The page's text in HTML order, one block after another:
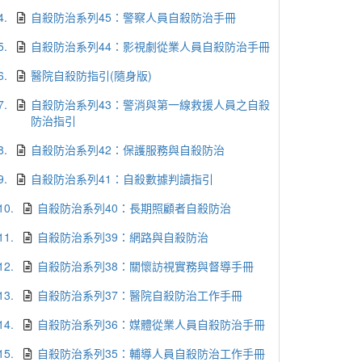
自殺防治系列45：警察人員自殺防治手冊
自殺防治系列44：影視劇從業人員自殺防治手冊
醫院自殺防指引(隨身版)
自殺防治系列43：警消與第一線救援人員之自殺
防治指引
自殺防治系列42：保護服務與自殺防治
自殺防治系列41：自殺數據判讀指引
自殺防治系列40：長期照顧者自殺防治
自殺防治系列39：網路與自殺防治
自殺防治系列38：關懷訪視實務與督導手冊
自殺防治系列37：醫院自殺防治工作手冊
自殺防治系列36：媒體從業人員自殺防治手冊
自殺防治系列35：輔導人員自殺防治工作手冊